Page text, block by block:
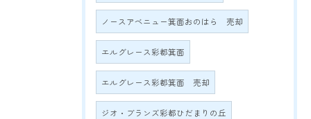
ノースアベニュー箕面おのはら 売却
エルグレース彩都箕面
エルグレース彩都箕面 売却
ジオ・ブランズ彩都ひだまりの丘